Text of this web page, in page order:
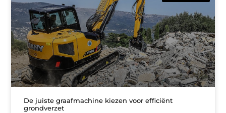
De juiste graafmachine kiezen voor efficiënt
grondverzet